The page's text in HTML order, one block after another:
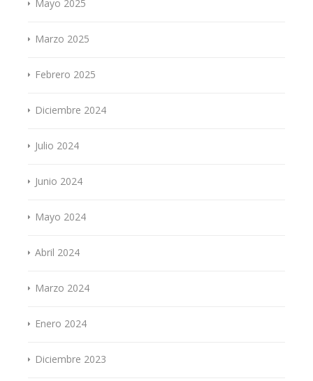
Mayo 2025
Marzo 2025
Febrero 2025
Diciembre 2024
Julio 2024
Junio 2024
Mayo 2024
Abril 2024
Marzo 2024
Enero 2024
Diciembre 2023